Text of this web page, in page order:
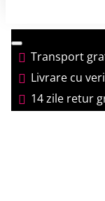
Transport
Livrare cu
14 zile retur